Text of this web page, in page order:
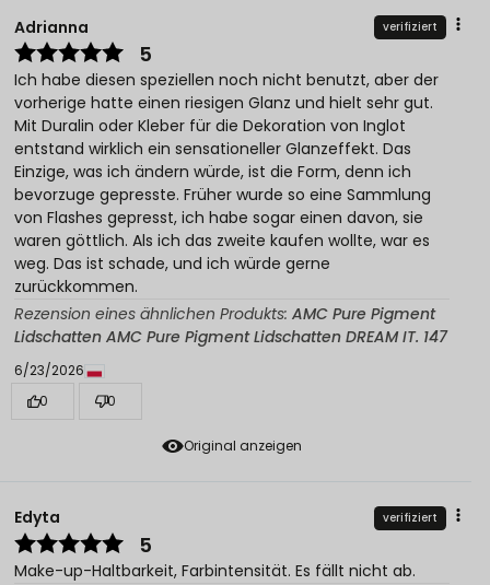
Original anzeigen
Adrianna verifiziert
5
Ich habe diesen speziellen noch nicht benutzt, aber der
vorherige hatte einen riesigen Glanz und hielt sehr gut.
Mit Duralin oder Kleber für die Dekoration von Inglot
entstand wirklich ein sensationeller Glanzeffekt. Das
Einzige, was ich ändern würde, ist die Form, denn ich
bevorzuge gepresste. Früher wurde so eine Sammlung
von Flashes gepresst, ich habe sogar einen davon, sie
waren göttlich. Als ich das zweite kaufen wollte, war es
weg. Das ist schade, und ich würde gerne
zurückkommen.
Rezension eines ähnlichen Produkts: AMC Pure Pigment
Lidschatten AMC Pure Pigment Lidschatten DREAM IT. 147
6/23/2026
0
0
Edyta verifiziert
5
Make-up-Haltbarkeit, Farbintensität. Es fällt nicht ab.